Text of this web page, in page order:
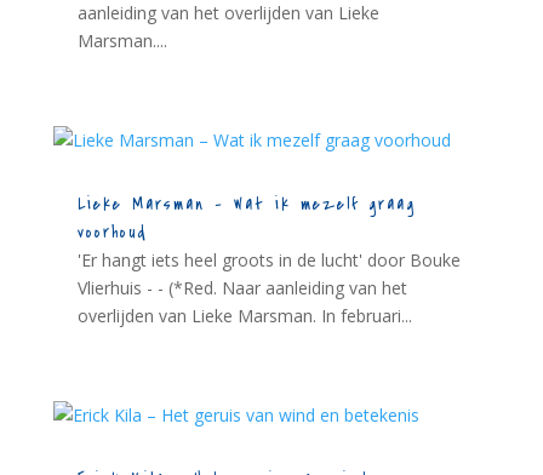
aanleiding van het overlijden van Lieke
Marsman....
Lieke Marsman – Wat ik mezelf graag
voorhoud
'Er hangt iets heel groots in de lucht' door Bouke
Vlierhuis - - (*Red. Naar aanleiding van het
overlijden van Lieke Marsman. In februari...